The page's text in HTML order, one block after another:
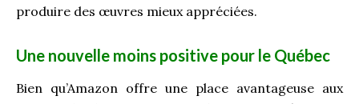
produire des œuvres mieux appréciées.
Une nouvelle moins positive pour le Québec
Bien qu’Amazon offre une place avantageuse aux